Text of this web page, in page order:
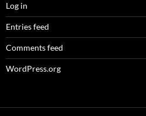
Log in
Entries feed
Comments feed
WordPress.org